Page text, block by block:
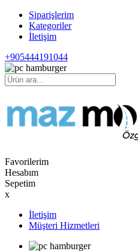
Siparişlerim
Kategoriler
İletişim
+905444191044
Favorilerim
Hesabım
Sepetim
x
İletişim
Müşteri Hizmetleri